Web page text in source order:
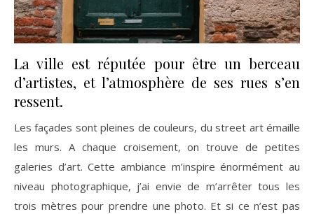
La ville est réputée pour être un berceau
d’artistes, et l’atmosphère de ses rues s’en
ressent.
Les façades sont pleines de couleurs, du street art émaille
les murs. A chaque croisement, on trouve de petites
galeries d’art. Cette ambiance m’inspire énormément au
niveau photographique, j’ai envie de m’arrêter tous les
trois mètres pour prendre une photo. Et si ce n’est pas